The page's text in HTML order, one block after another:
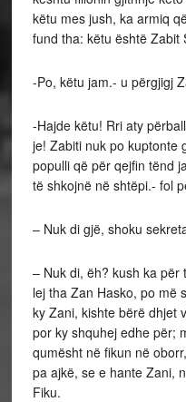
këtu mes jush, ka armiq
fund tha: këtu është Zabit
-Po, këtu jam.- u përgjigj
-Hajde këtu! Rri aty
je! Zabiti nuk po kuptonte
populli që për qejfin tënd
të shkojnë në shtëpi.- fol
– Nuk di gjë, shoku
– Nuk di, ëh? kush ka
lej tha Zan Hasko, po më
ky Zani, kishte bërë dhjet
por ky shquhej edhe për;
qumësht në fikun në
pa ajkë, se e hante Zani,
Fiku.